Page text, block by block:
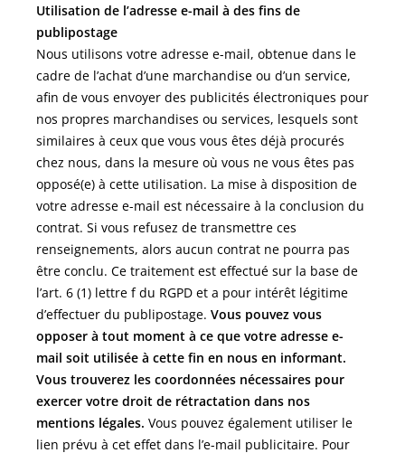
Utilisation de l’adresse e-mail à des fins de
publipostage
Nous utilisons votre adresse e-mail, obtenue dans le
cadre de l’achat d’une marchandise ou d’un service,
afin de vous envoyer des publicités électroniques pour
nos propres marchandises ou services, lesquels sont
similaires à ceux que vous vous êtes déjà procurés
chez nous, dans la mesure où vous ne vous êtes pas
opposé(e) à cette utilisation. La mise à disposition de
votre adresse e-mail est nécessaire à la conclusion du
contrat. Si vous refusez de transmettre ces
renseignements, alors aucun contrat ne pourra pas
être conclu. Ce traitement est effectué sur la base de
l’art. 6 (1) lettre f du RGPD et a pour intérêt légitime
d’effectuer du publipostage. Vous pouvez vous
opposer à tout moment à ce que votre adresse e-
mail soit utilisée à cette fin en nous en informant.
Vous trouverez les coordonnées nécessaires pour
exercer votre droit de rétractation dans nos
mentions légales. Vous pouvez également utiliser le
lien prévu à cet effet dans l’e-mail publicitaire. Pour